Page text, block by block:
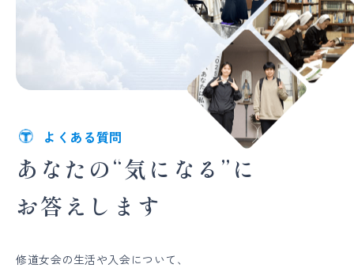
よくある質問
あなたの“気になる”に
お答えします
修道女会の生活や入会について、